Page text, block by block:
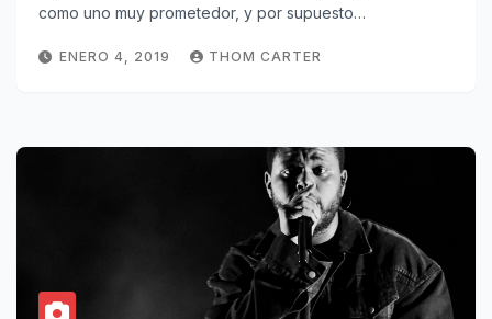
como uno muy prometedor, y por supuesto…
ENERO 4, 2019 THOM CARTER